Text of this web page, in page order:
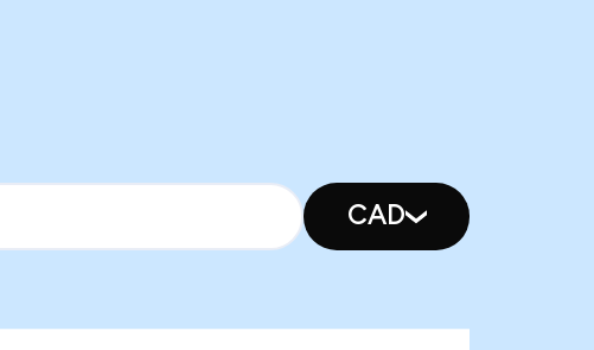
CAD